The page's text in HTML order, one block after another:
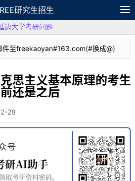
研究生招生
APP 笔记
边大学考研问题
件至freekaoyan#163.com(#换成@)
思主义基本原理的考生
还是之后
28